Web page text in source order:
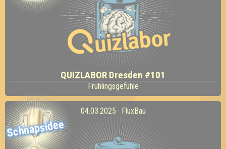
QUIZLABOR Dresden #101
Frühlingsgefühle
Schnapsidee
04.03.2025 · FluxBau